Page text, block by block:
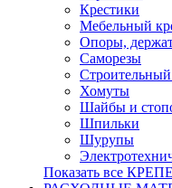
Крестики
Мебельный
Опоры,
Саморезы
Хомуты
Шайбы и
Шпильки
Шурупы
Показать все